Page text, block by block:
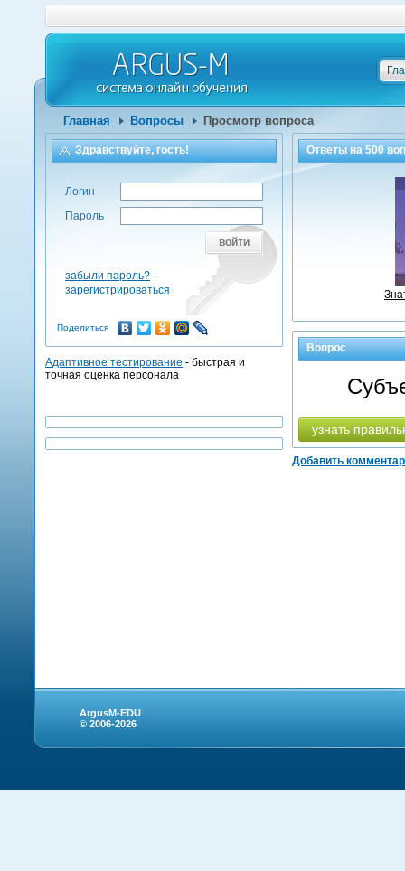
Главная Вопросы Просмотр вопроса
Ответы на500
Вопрос
узнать
Добавить
Здравствуйте, гость!
Логин
Пароль
войти
забыли пароль?
зарегистрироваться
Поделиться
Адаптивное тестирование - быстрая и
точная оценка персонала
ArgusM-EDU
© 2006-2026